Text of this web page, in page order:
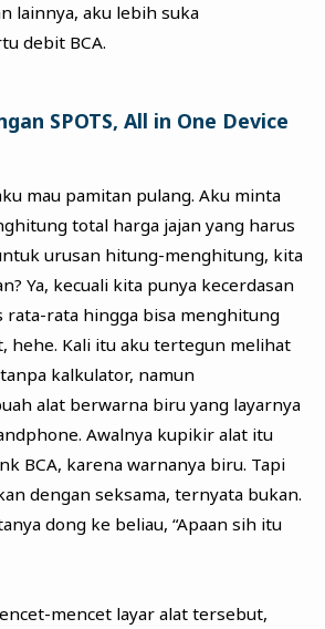
lainnya, aku lebih suka
debit BCA.
SPOTS, All in One Device
mau pamitan pulang. Aku minta
total harga jajan yang harus
urusan hitung-menghitung, kita
Ya, kecuali kita punya kecerdasan
rata-rata hingga bisa menghitung
hehe. Kali itu aku tertegun melihat
kalkulator, namun
alat berwarna biru yang layarnya
Awalnya kupikir alat itu
BCA, karena warnanya biru. Tapi
dengan seksama, ternyata bukan.
dong ke beliau, “Apaan sih itu
mencet layar alat tersebut,